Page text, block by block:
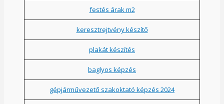
festés árak m2
keresztrejtvény készítő
plakát készítés
baglyos képzés
gépjárművezető szakoktató képzés 2024